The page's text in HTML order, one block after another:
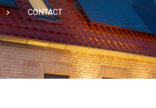
CONTACT